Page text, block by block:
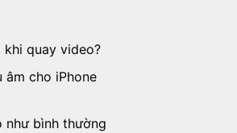
khi quay video?
âm cho iPhone
như bình thường